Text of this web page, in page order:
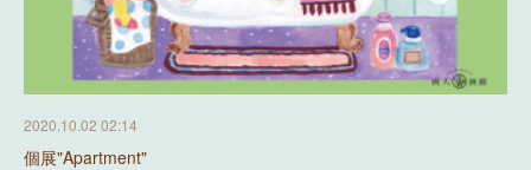
2020.10.02 02:14
個展"Apartment"